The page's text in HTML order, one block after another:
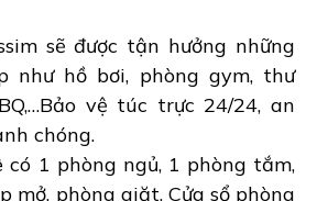
sẽ được tận hưởng những
như hồ bơi, phòng gym, thư
vệ túc trực 24/24, an
chóng.
có 1 phòng ngủ, 1 phòng tắm,
mở, phòng giặt. Cửa sổ phòng